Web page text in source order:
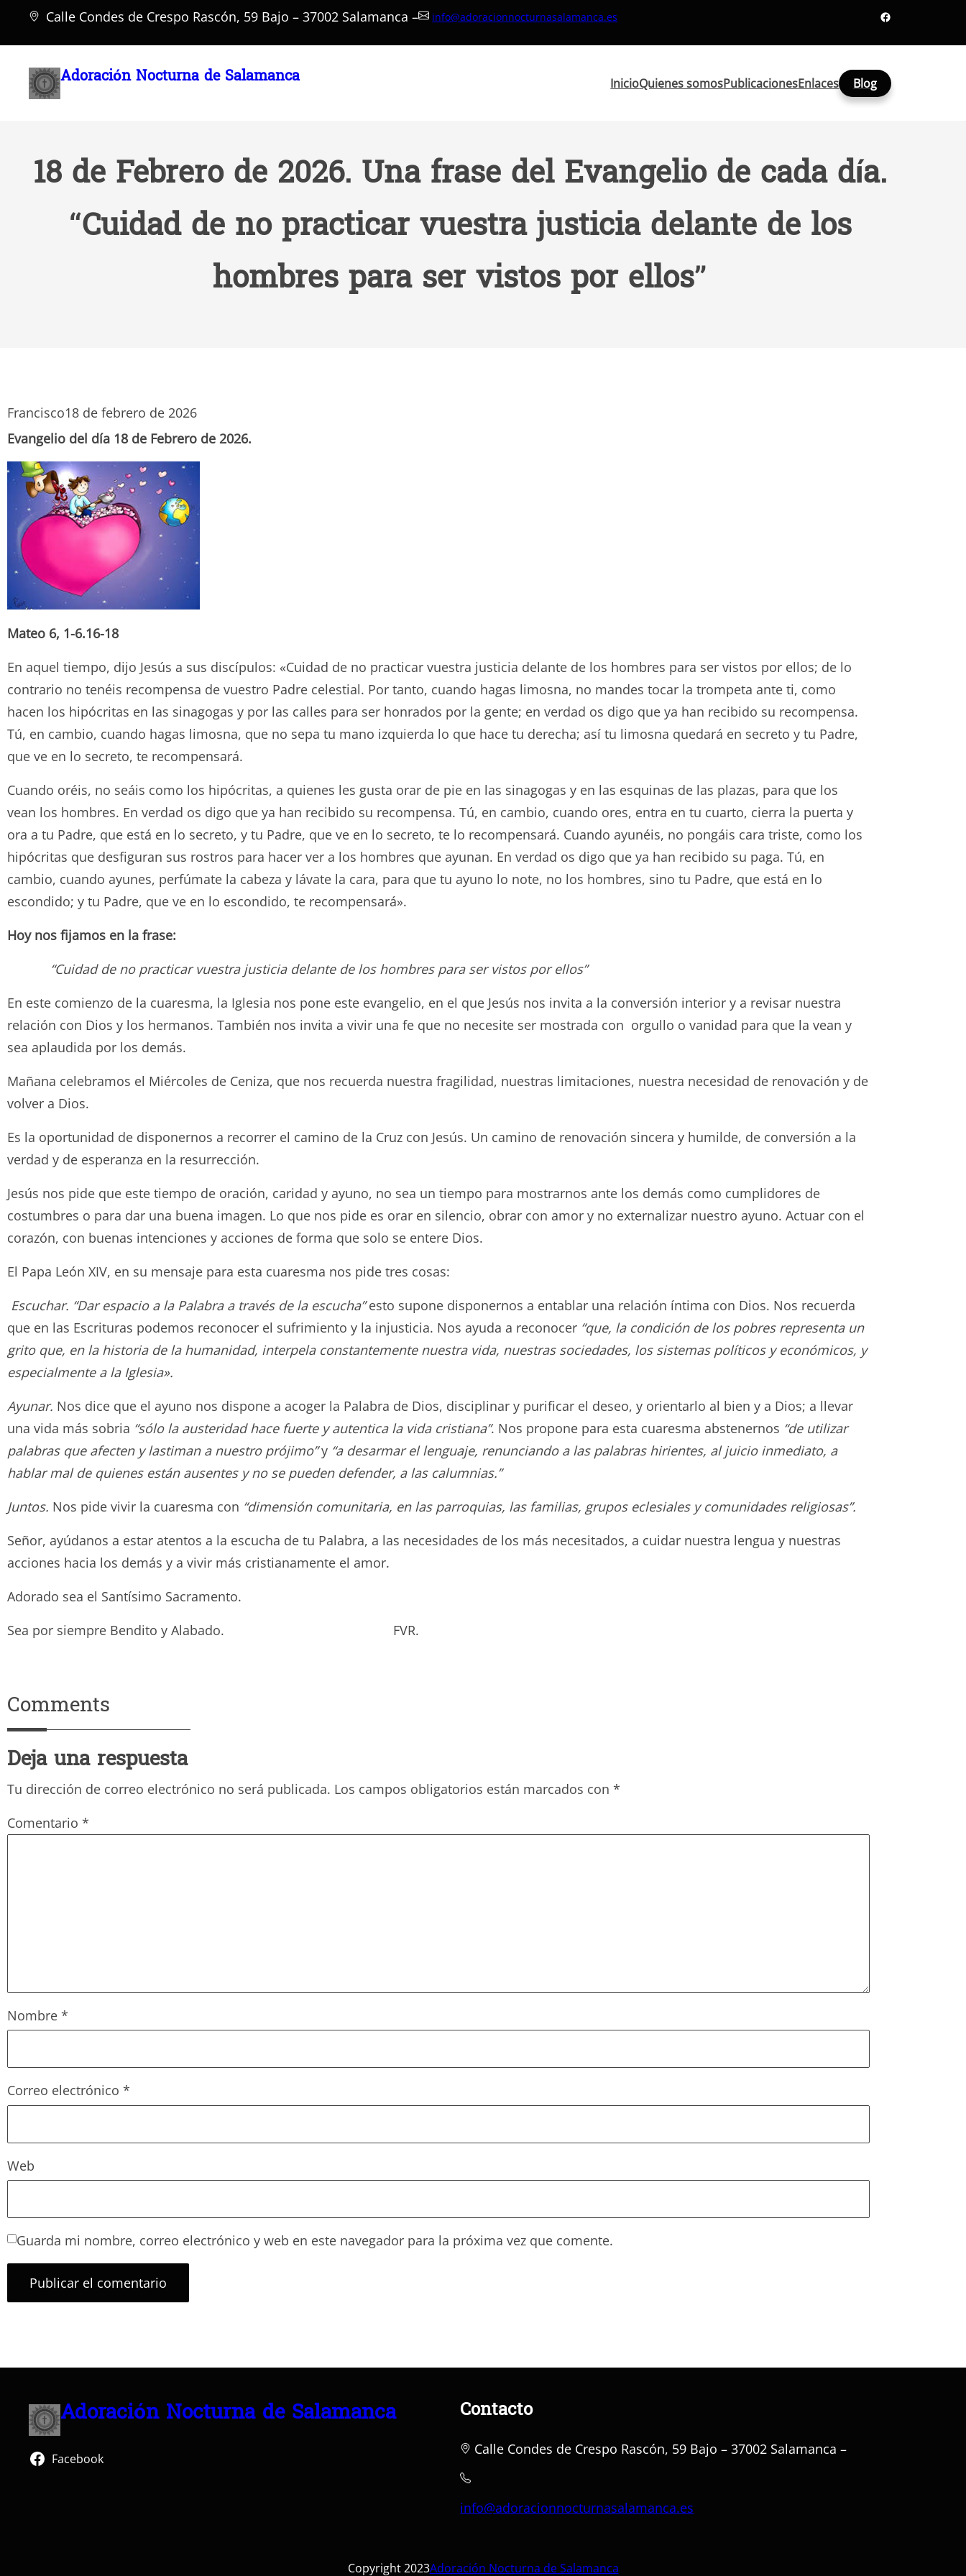
Saltar
Calle Condes de Crespo Rascón, 59 Bajo – 37002 Salamanca – info@adoracionnocturnasalamanca.es Facebook
Adoración Nocturna de Salamanca InicioQuienes somosPublicacionesEnlaces Blog
18 de Febrero de 2026. Una frase del Evangelio de cada día.
“Cuidad de no practicar vuestra justicia delante de los
hombres para ser vistos por ellos”
Francisco18 de febrero de 2026
Evangelio del día 18 de Febrero de 2026.
Mateo 6, 1-6.16-18
En aquel tiempo, dijo Jesús a sus discípulos: «Cuidad de no practicar vuestra justicia delante de los hombres para ser vistos por ellos; de lo
contrario no tenéis recompensa de vuestro Padre celestial. Por tanto, cuando hagas limosna, no mandes tocar la trompeta ante ti, como
hacen los hipócritas en las sinagogas y por las calles para ser honrados por la gente; en verdad os digo que ya han recibido su recompensa.
Tú, en cambio, cuando hagas limosna, que no sepa tu mano izquierda lo que hace tu derecha; así tu limosna quedará en secreto y tu Padre,
que ve en lo secreto, te recompensará.
Cuando oréis, no seáis como los hipócritas, a quienes les gusta orar de pie en las sinagogas y en las esquinas de las plazas, para que los
vean los hombres. En verdad os digo que ya han recibido su recompensa. Tú, en cambio, cuando ores, entra en tu cuarto, cierra la puerta y
ora a tu Padre, que está en lo secreto, y tu Padre, que ve en lo secreto, te lo recompensará. Cuando ayunéis, no pongáis cara triste, como los
hipócritas que desfiguran sus rostros para hacer ver a los hombres que ayunan. En verdad os digo que ya han recibido su paga. Tú, en
cambio, cuando ayunes, perfúmate la cabeza y lávate la cara, para que tu ayuno lo note, no los hombres, sino tu Padre, que está en lo
escondido; y tu Padre, que ve en lo escondido, te recompensará».
Hoy nos fijamos en la frase:
“Cuidad de no practicar vuestra justicia delante de los hombres para ser vistos por ellos”
En este comienzo de la cuaresma, la Iglesia nos pone este evangelio, en el que Jesús nos invita a la conversión interior y a revisar nuestra
relación con Dios y los hermanos. También nos invita a vivir una fe que no necesite ser mostrada con orgullo o vanidad para que la vean y
sea aplaudida por los demás.
Mañana celebramos el Miércoles de Ceniza, que nos recuerda nuestra fragilidad, nuestras limitaciones, nuestra necesidad de renovación y de
volver a Dios.
Es la oportunidad de disponernos a recorrer el camino de la Cruz con Jesús. Un camino de renovación sincera y humilde, de conversión a la
verdad y de esperanza en la resurrección.
Jesús nos pide que este tiempo de oración, caridad y ayuno, no sea un tiempo para mostrarnos ante los demás como cumplidores de
costumbres o para dar una buena imagen. Lo que nos pide es orar en silencio, obrar con amor y no externalizar nuestro ayuno. Actuar con el
corazón, con buenas intenciones y acciones de forma que solo se entere Dios.
El Papa León XIV, en su mensaje para esta cuaresma nos pide tres cosas:
Escuchar. “Dar espacio a la Palabra a través de la escucha”esto supone disponernos a entablar una relación íntima con Dios. Nos recuerda
que en las Escrituras podemos reconocer el sufrimiento y la injusticia. Nos ayuda a reconocer “que, la condición de los pobres representa un
grito que, en la historia de la humanidad, interpela constantemente nuestra vida, nuestras sociedades, los sistemas políticos y económicos, y
especialmente a la Iglesia».
Ayunar. Nos dice que el ayuno nos dispone a acoger la Palabra de Dios, disciplinar y purificar el deseo, y orientarlo al bien y a Dios; a llevar
una vida más sobria “sólo la austeridad hace fuerte y autentica la vida cristiana”. Nos propone para esta cuaresma abstenernos “de utilizar
palabras que afecten y lastiman a nuestro prójimo”y “a desarmar el lenguaje, renunciando a las palabras hirientes, al juicio inmediato, a
hablar mal de quienes están ausentes y no se pueden defender, a las calumnias.”
Juntos. Nos pide vivir la cuaresma con “dimensión comunitaria, en las parroquias, las familias, grupos eclesiales y comunidades religiosas”.
Señor, ayúdanos a estar atentos a la escucha de tu Palabra, a las necesidades de los más necesitados, a cuidar nuestra lengua y nuestras
acciones hacia los demás y a vivir más cristianamente el amor.
Adorado sea el Santísimo Sacramento.
Sea por siempre Bendito y Alabado. FVR.
Comments
Deja una respuesta
Tu dirección de correo electrónico no será publicada. Los campos obligatorios están marcados con *
Comentario *
Nombre *
Correo electrónico *
Web
Guarda mi nombre, correo electrónico y web en este navegador para la próxima vez que comente.
Adoración Nocturna de Salamanca
Facebook
Contacto
Calle Condes de Crespo Rascón, 59 Bajo – 37002 Salamanca –
info@adoracionnocturnasalamanca.es
Copyright 2023Adoración Nocturna de Salamanca